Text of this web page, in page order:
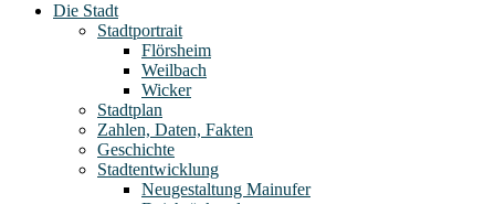
Die Stadt
Stadtportrait
Flörsheim
Weilbach
Wicker
Stadtplan
Zahlen, Daten, Fakten
Geschichte
Stadtentwicklung
Neugestaltung Mainufer